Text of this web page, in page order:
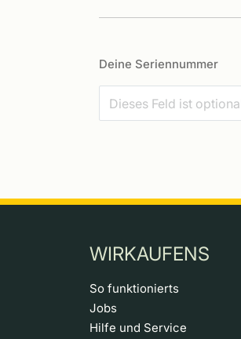
Deine Seriennummer
WIRKAUFENS
So funktionierts
Jobs
Hilfe und Service